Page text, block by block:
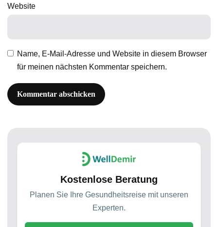
Website
Name, E-Mail-Adresse und Website in diesem Browser
für meinen nächsten Kommentar speichern.
Kostenlose Beratung
Planen Sie Ihre Gesundheitsreise mit unseren
Experten.